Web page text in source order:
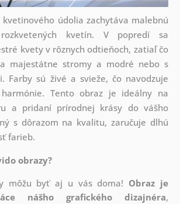
kvetinového údolia zachytáva malebnú
kvetín. V popredí sa
kvety v rôznych odtieňoch, zatiaľ čo
majestátne stromy a modré nebo s
Farby sú živé a svieže, čo navodzuje
Tento obraz je ideálny na
a pridaní prírodnej krásy do vášho
s dôrazom na kvalitu, zaručuje dlhú
farieb.
obrazy?
môžu byť aj u vás doma! Obraz je
nášho grafického dizajnéra,